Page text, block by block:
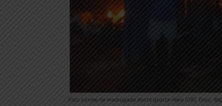
Fato correu na madrugada desta quarta-feira (08). Foto: